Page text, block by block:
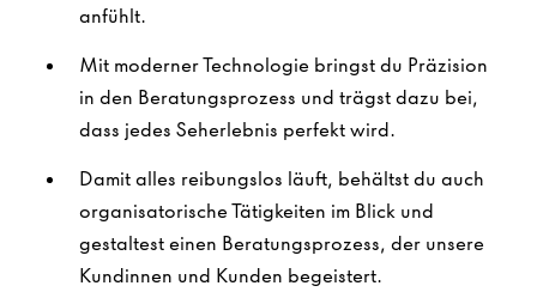
anfühlt.
Mit moderner Technologie bringst du Präzision
in den Beratungsprozess und trägst dazu bei,
dass jedes Seherlebnis perfekt wird.
Damit alles reibungslos läuft, behältst du auch
organisatorische Tätigkeiten im Blick und
gestaltest einen Beratungsprozess, der unsere
Kundinnen und Kunden begeistert.